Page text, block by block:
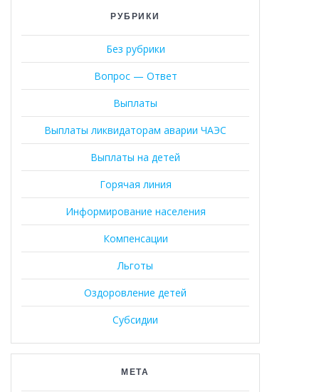
РУБРИКИ
Без рубрики
Вопрос — Ответ
Выплаты
Выплаты ликвидаторам аварии ЧАЭС
Выплаты на детей
Горячая линия
Информирование населения
Компенсации
Льготы
Оздоровление детей
Субсидии
МЕТА